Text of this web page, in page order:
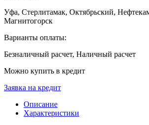
Уфа, Стерлитамак, Октябрьский,
Магнитогорск
Варианты оплаты:
Безналичный расчет, Наличный расчет
Можно купить в кредит
Заявка на кредит
Описание
Характеристики